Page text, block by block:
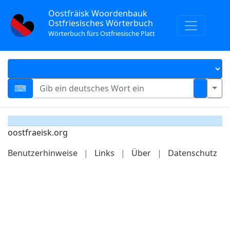
Oostfräisk Woordenbauk
Ostfriesisches Wörterbuch
Wörterbuch fürs Ostfriesische Platt
oostfraeisk.org
Benutzerhinweise
| Links | Über | Datenschutz